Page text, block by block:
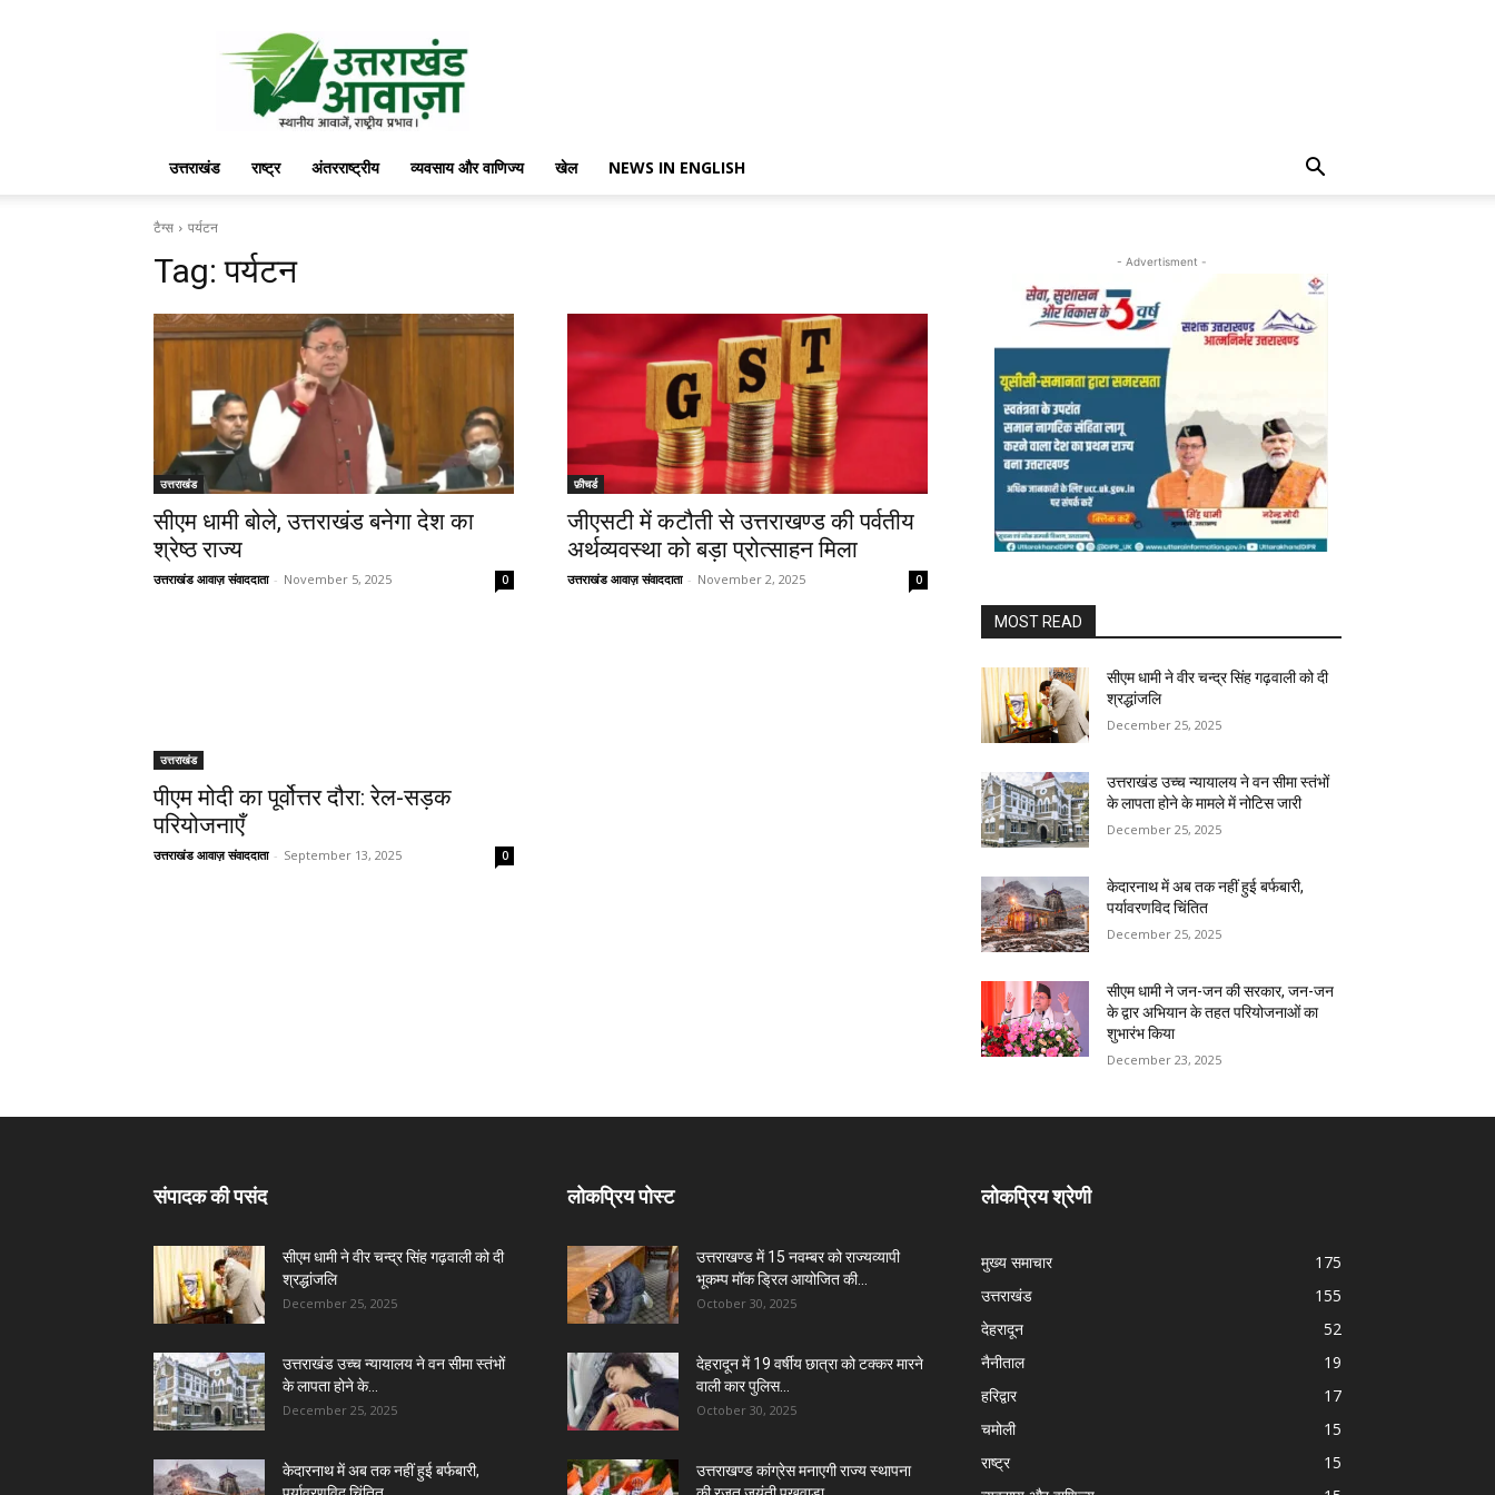
आवाज़
उत्तराखंड राष्ट्र अंतरराष्ट्रीय व्यवसाय और वाणिज्य खेल NEWS IN ENGLISH
टैग्स पर्यटन
Tag:पर्यटन
उत्तराखंड
सीएम धामी बोले, उत्तराखंड बनेगा देश का
श्रेष्ठ राज्य
उत्तराखंड आवाज़ संवाददाता - November 5, 2025 0
फ़ीचर्ड
जीएसटी में कटौती से उत्तराखण्ड की पर्वतीय
अर्थव्यवस्था को बड़ा प्रोत्साहन मिला
उत्तराखंड आवाज़ संवाददाता - November 2, 2025 0
उत्तराखंड
पीएम मोदी का पूर्वोत्तर दौरा: रेल-सड़क
परियोजनाएँ
उत्तराखंड आवाज़ संवाददाता - September 13, 2025 0
- Advertisment -
MOST READ
सीएम धामी ने वीर चन्द्र सिंह गढ़वाली को दी
श्रद्धांजलि
December 25, 2025
उत्तराखंड उच्च न्यायालय ने वन सीमा स्तंभों
के लापता होने के मामले में नोटिस जारी
December 25, 2025
केदारनाथ में अब तक नहीं हुई बर्फबारी,
पर्यावरणविद चिंतित
December 25, 2025
सीएम धामी ने जन-जन की सरकार, जन-जन
के द्वार अभियान के तहत परियोजनाओं का
शुभारंभ किया
December 23, 2025
संपादक की पसंद
सीएम धामी ने वीर चन्द्र सिंह गढ़वाली को दी
श्रद्धांजलि
December 25, 2025
उत्तराखंड उच्च न्यायालय ने वन सीमा स्तंभों
के लापता होने के...
December 25, 2025
केदारनाथ में अब तक नहीं हुई बर्फबारी,
लोकप्रिय पोस्ट
उत्तराखण्ड में 15 नवम्बर को राज्यव्यापी
भूकम्प मॉक ड्रिल आयोजित की...
October 30, 2025
देहरादून में 19 वर्षीय छात्रा को टक्कर मारने
वाली कार पुलिस...
October 30, 2025
उत्तराखण्ड कांग्रेस मनाएगी राज्य स्थापना
लोकप्रिय श्रेणी
मुख्य समाचार
175
उत्तराखंड
155
देहरादून
52
नैनीताल
19
हरिद्वार
17
चमोली
15
राष्ट्र
15